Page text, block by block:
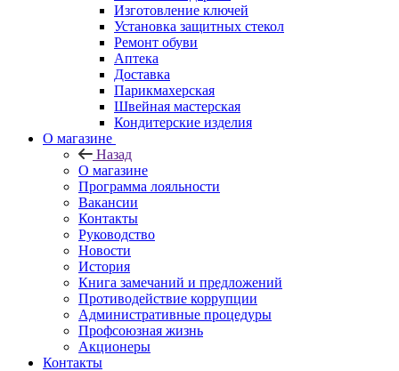
Изготовление ключей
Установка защитных стекол
Ремонт обуви
Аптека
Доставка
Парикмахерская
Швейная мастерская
Кондитерские изделия
О магазине
Назад
О магазине
Программа лояльности
Вакансии
Контакты
Руководство
Новости
История
Книга замечаний и предложений
Противодействие коррупции
Административные процедуры
Профсоюзная жизнь
Акционеры
Контакты